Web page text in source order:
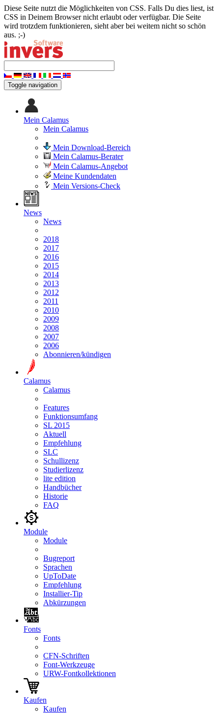
Diese Seite nutzt die Möglichkeiten von CSS. Falls Du dies liest, ist
CSS in Deinem Browser nicht erlaubt oder verfügbar. Die Seite
wird trotzdem funktionieren, sieht aber bei weitem nicht so schön
aus. ;-)
Toggle navigation
Mein Calamus
Mein Calamus
Mein Download-Bereich
Mein Calamus-Berater
Mein Calamus-Angebot
Meine Kundendaten
Mein Versions-Check
News
News
2018
2017
2016
2015
2014
2013
2012
2011
2010
2009
2008
2007
2006
Abonnieren/kündigen
Calamus
Calamus
Features
Funktionsumfang
SL 2015
Aktuell
Empfehlung
SLC
Schullizenz
Studierlizenz
lite edition
Handbücher
Historie
FAQ
Module
Module
Bugreport
Sprachen
UpToDate
Empfehlung
Installier-Tip
Abkürzungen
Fonts
Fonts
CFN-Schriften
Font-Werkzeuge
URW-Fontkollektionen
Kaufen
Kaufen